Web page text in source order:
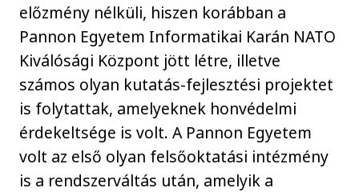
előzmény nélküli, hiszen korábban a
Pannon Egyetem Informatikai Karán NATO
Kiválósági Központ jött létre, illetve
számos olyan kutatás-fejlesztési projektet
is folytattak, amelyeknek honvédelmi
érdekeltsége is volt. A Pannon Egyetem
volt az első olyan felsőoktatási intézmény
is a rendszerváltás után, amelyik a